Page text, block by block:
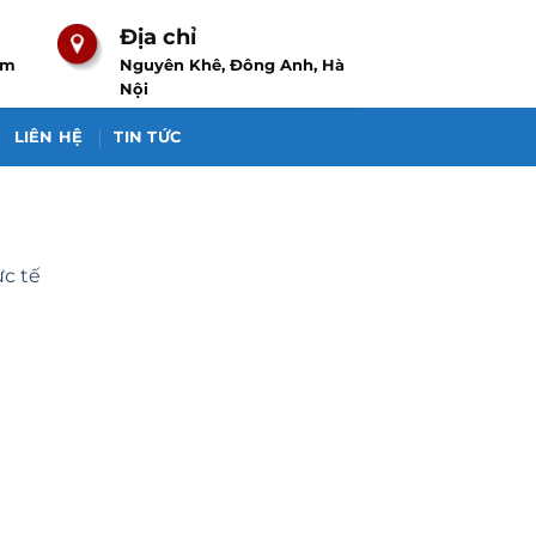
Địa chỉ
Nguyên Khê, Đông Anh, Hà
Nội
LIÊN HỆ TIN TỨC
tế